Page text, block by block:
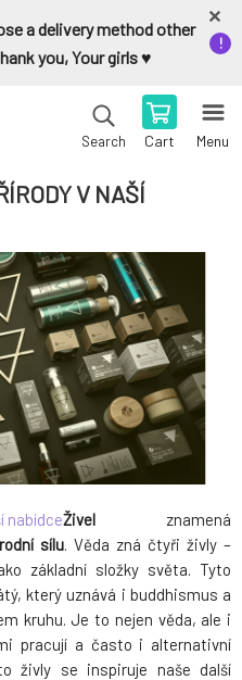
a delivery method other
you, Your girls ♥️
Search Cart Menu
V NAŠÍ
Živel znamená
sílu . Věda zná čtyři živly –
základní složky světa. Tyto
který uznává i buddhismus a
kruhu. Je to nejen věda, ale i
pracují a často i alternativní
živly se inspiruje naše další